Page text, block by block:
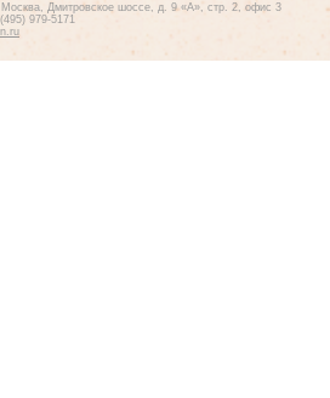
Москва, Дмитровское шоссе, д. 9 «А», стр. 2, офис 3
979-5171